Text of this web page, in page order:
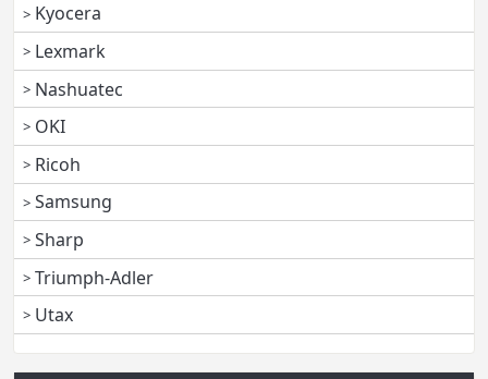
Kyocera
Lexmark
Nashuatec
OKI
Ricoh
Samsung
Sharp
Triumph-Adler
Utax